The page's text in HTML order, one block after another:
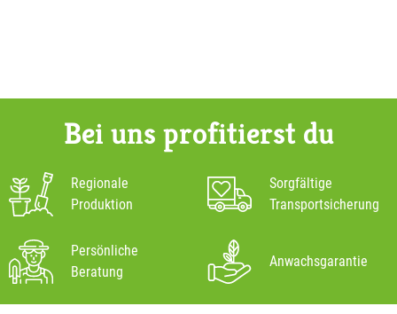
Bei uns profitierst du
Regionale
Produktion
Sorgfältige
Transportsicherung
Persönliche
Beratung
Anwachsgarantie